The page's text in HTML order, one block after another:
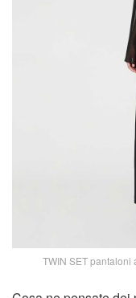
TWIN SET pantaloni